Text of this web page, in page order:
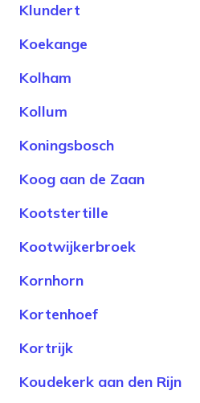
Klundert
Koekange
Kolham
Kollum
Koningsbosch
Koog aan de Zaan
Kootstertille
Kootwijkerbroek
Kornhorn
Kortenhoef
Kortrijk
Koudekerk aan den Rijn